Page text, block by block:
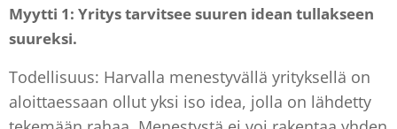
Myytti 1: Yritys tarvitsee suuren idean tullakseen
suureksi.
Todellisuus: Harvalla menestyvällä yrityksellä on
aloittaessaan ollut yksi iso idea, jolla on lähdetty